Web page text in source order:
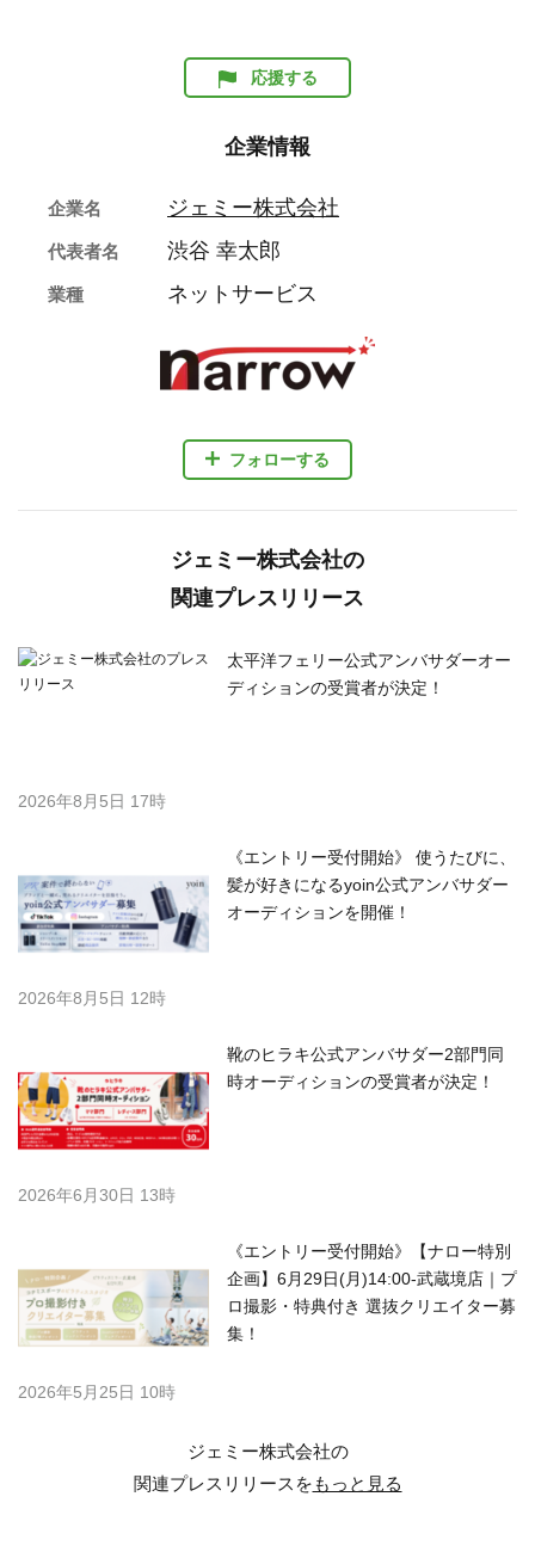
応援する
企業情報
フォローする
企業名 ジェミー株式会社
代表者名 渋谷 幸太郎
業種 ネットサービス
ジェミー株式会社の
関連プレスリリース
太平洋フェリー公式アンバサダーオー
ディションの受賞者が決定！
2026年8月5日 17時
《エントリー受付開始》 使うたびに、
髪が好きになるyoin公式アンバサダー
オーディションを開催！
2026年8月5日 12時
靴のヒラキ公式アンバサダー2部門同
時オーディションの受賞者が決定！
2026年6月30日 13時
《エントリー受付開始》【ナロー特別
企画】6月29日(月)14:00-武蔵境店｜プ
ロ撮影・特典付き 選抜クリエイター募
集！
2026年5月25日 10時
ジェミー株式会社の
関連プレスリリースをもっと見る